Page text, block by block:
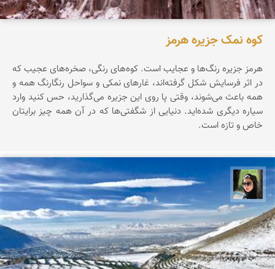
کوه نمک جزیره هرمز
هرمز جزیره‌ رنگ‌ها‌ و عجایب است. کوه‌های رنگی، صخره‌های عجیب که
در اثر فرسایش شکل گرفته‌اند، غارهای نمکی و سواحل رنگارنگ همه و
همه باعث می‌شوند، وقتی پا روی این جزیره می‌گذارید، حس کنید وارد
سیاره‌ دیگری شده‌اید. دنیایی از شگفتی‌ها که در آن همه چیز برایتان
خاص و تازه است.
سپیده اصلان